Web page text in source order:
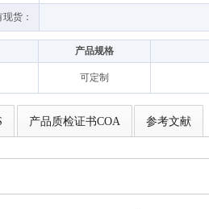
货：
产品规格
可定制
产品质检证书COA 参考文献